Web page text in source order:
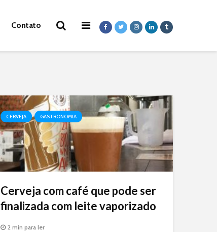
Contato
CERVEJA GASTRONOMIA
Cerveja com café que pode ser
finalizada com leite vaporizado
2 min para ler